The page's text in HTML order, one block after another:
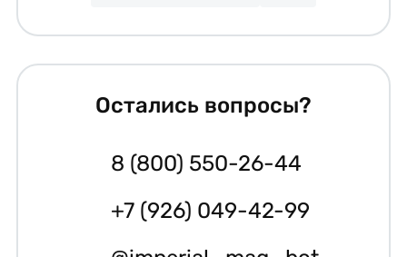
Остались вопросы?
8 (800) 550-26-44
+7 (926) 049-42-99